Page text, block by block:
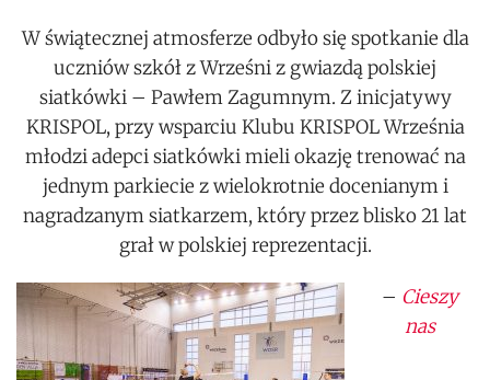
W świątecznej atmosferze odbyło się spotkanie dla
uczniów szkół z Wrześni z gwiazdą polskiej
siatkówki – Pawłem Zagumnym. Z inicjatywy
KRISPOL, przy wsparciu Klubu KRISPOL Września
młodzi adepci siatkówki mieli okazję trenować na
jednym parkiecie z wielokrotnie docenianym i
nagradzanym siatkarzem, który przez blisko 21 lat
grał w polskiej reprezentacji.
– Cieszy
nas